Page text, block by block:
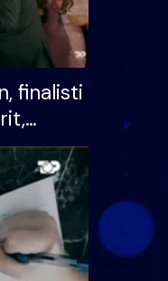
finalisti
divorci